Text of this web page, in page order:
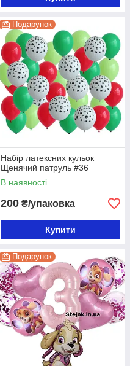
Подарунок
Набір латексних кульок
Щенячий патруль #36
В наявності
200 ₴/упаковка
Купити
Подарунок